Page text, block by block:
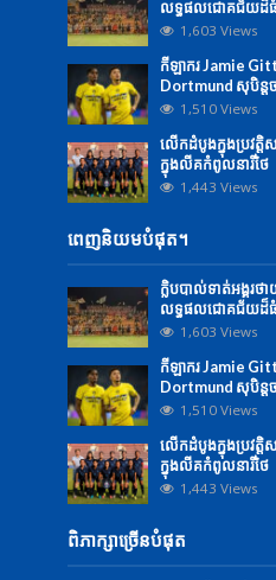
លទ្ធផលជោគជ័យដ៏
1,603 Views
កីឡាករ Jamie
Dortmund សុបិន្ត
1,510 Views
លើក​ដំបូង​ក្នុង​ប្រវត្តិ
ក្នុង​លីគ​កំពូលនារី​ថៃ
1,443 Views
ពេញនិយមបំផុត។
ក្លិបបាល់ទាត់អង្គរថ
លទ្ធផលជោគជ័យដ៏
1,603 Views
កីឡាករ Jamie
Dortmund សុបិន្ត
1,510 Views
លើក​ដំបូង​ក្នុង​ប្រវត្តិ
ក្នុង​លីគ​កំពូលនារី​ថៃ
1,443 Views
ពិភាក្សាច្រើនបំផុត